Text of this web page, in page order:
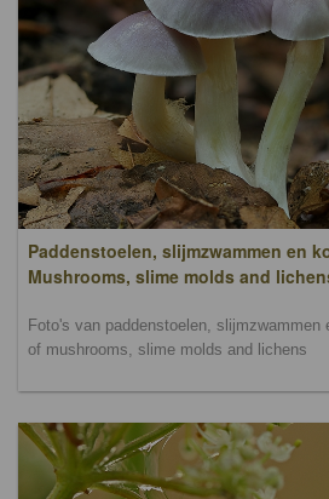
Paddenstoelen, slijmzwammen en
Mushrooms, slime molds and
Foto's van paddenstoelen,
of mushrooms, slime molds and lichens